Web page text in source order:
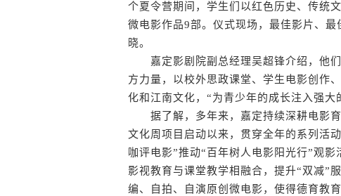
个夏令营期间，学生们以红色历史、传统
微电影作品9部。仪式现场，最佳影片、
晓。
嘉定影剧院副总经理吴超锋介绍，他们
方力量，以校外思政课堂、学生电影创作
化和江南文化，“为青少年的成长注入强大
据了解，多年来，嘉定持续深耕电影育
文化周项目启动以来，贯穿全年的系列活
咖评电影”推动“百年树人电影阳光行”观
影视教育与课堂教学相融合，提升“双减”
编、自拍、自演原创微电影，使得德育教